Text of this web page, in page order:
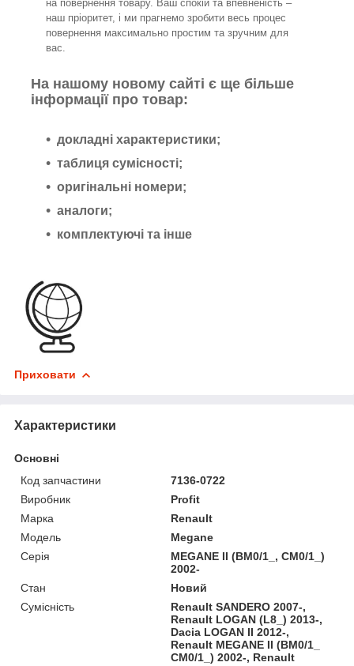
на повернення товару. Ваш спокій та впевненість –
наш пріоритет, і ми прагнемо зробити весь процес
повернення максимально простим та зручним для
вас.
На нашому новому сайті є ще більше
інформації про товар:
докладні характеристики;
таблиця сумісності;
оригінальні номери;
аналоги;
комплектуючі та інше
Приховати
Характеристики
Основні
Код запчастини
7136-0722
Виробник
Profit
Марка
Renault
Модель
Megane
Серія
MEGANE II (BM0/1_, CM0/1_)
2002-
Стан
Новий
Сумісність
Renault SANDERO 2007-,
Renault LOGAN (L8_) 2013-,
Dacia LOGAN II 2012-,
Renault MEGANE II (BM0/1_
CM0/1_) 2002-, Renault